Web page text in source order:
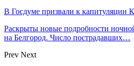
В Госдуме призвали к капитуляции
Раскрыты новые подробности
на Белгород. Число пострадавших…
Prev Next